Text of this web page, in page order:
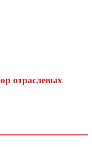
отраслевых